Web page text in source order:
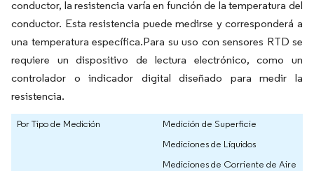
conductor, la resistencia varía en función de la temperatura del
conductor. Esta resistencia puede medirse y corresponderá a
una temperatura específica.Para su uso con sensores RTD se
requiere un dispositivo de lectura electrónico, como un
controlador o indicador digital diseñado para medir la
resistencia.
Por Tipo de Medición
Medición de Superficie
Mediciones de Líquidos
Mediciones de Corriente de Aire